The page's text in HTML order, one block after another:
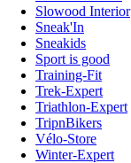
Slowood Interior
Sneak'In
Sneakids
Sport is good
Training-Fit
Trek-Expert
Triathlon-Expert
TripnBikers
Vélo-Store
Winter-Expert